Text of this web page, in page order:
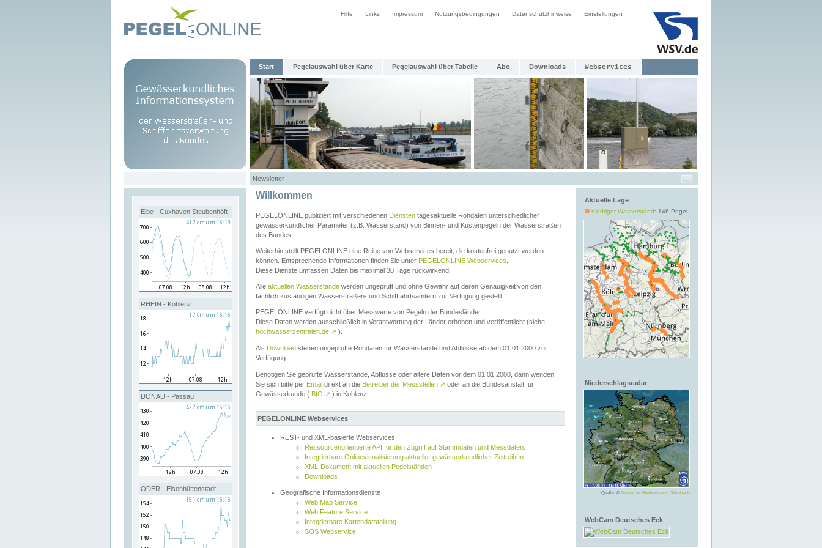
Hilfe Links Impressum Nutzungsbedingungen Datenschutzhinweise Einstellungen
Start Pegelauswahl über Karte Pegelauswahl über Tabelle Abo Downloads Webservices
Newsletter
Elbe - Cuxhaven Steubenhöft
RHEIN - Koblenz
DONAU - Passau
ODER - Eisenhüttenstadt
Aktuelle Lage
niedriger Wasserstand: 146 Pegel
Niederschlagsradar
Quelle: © Deutscher Wetterdienst, Offenbach
WebCam Deutsches Eck
Willkommen
PEGELONLINE publiziert mit verschiedenen Diensten tagesaktuelle Rohdaten unterschiedlicher
gewässerkundlicher Parameter (z.B. Wasserstand) von Binnen- und Küstenpegeln der Wasserstraßen
des Bundes.
Weiterhin stellt PEGELONLINE eine Reihe von Webservices bereit, die kostenfrei genutzt werden
können. Entsprechende Informationen finden Sie unter PEGELONLINE Webservices
Diese Dienste umfassen Daten bis maximal 30 Tage rückwirkend.
Alle aktuellen Wasserstände werden ungeprüft und ohne Gewähr auf deren Genauigkeit von den
fachlich zuständigen Wasserstraßen- und Schifffahrtsämtern zur Verfügung gestellt.
PEGELONLINE verfügt nicht über Messwerte von Pegeln der Bundesländer.
Diese Daten werden ausschließlich in Verantwortung der Länder erhoben und veröffentlicht (siehe
hochwasserzentralen.de ↗ ).
Als Download stehen ungeprüfte Rohdaten für Wasserstände und Abflüsse ab dem 01.01.2000 zur
Verfügung.
Benötigen Sie geprüfte Wasserstände, Abflüsse oder ältere Daten vor dem 01.01.2000, dann wenden
Sie sich bitte per Email direkt an die Betreiber der Messstellen ↗ oder an die Bundesanstalt für
Gewässerkunde ( BfG ↗ ) in Koblenz.
PEGELONLINE Webservices
REST- und XML-basierte Webservices
Ressourcenorientierte API für den Zugriff auf Stammdaten und Messdaten.
Integrierbare Onlinevisualisierung aktueller gewässerkundlicher Zeitreihen
XML-Dokument mit aktuellen Pegelständen
Downloads
Geografische Informationsdienste
Web Map Service
Web Feature Service
Integrierbare Kartendarstellung
SOS Webservice